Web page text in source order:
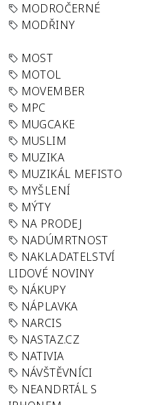
MODROČERNÉ
MODŘINY
MOST
MOTOL
MOVEMBER
MPC
MUGCAKE
MUSLIM
MUZIKA
MUZIKÁL MEFISTO
MYŠLENÍ
MÝTY
NA PRODEJ
NADÚMRTNOST
NAKLADATELSTVÍ
LIDOVÉ NOVINY
NÁKUPY
NÁPLAVKA
NARCIS
NASTAZ.CZ
NATIVIA
NÁVŠTĚVNÍCI
NEANDRTÁL S